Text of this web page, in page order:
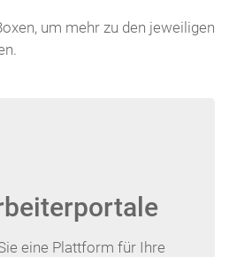
um mehr zu den jeweiligen
eine Plattform für Ihre